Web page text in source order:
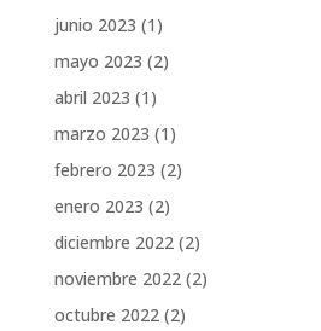
junio 2023 (1)
mayo 2023 (2)
abril 2023 (1)
marzo 2023 (1)
febrero 2023 (2)
enero 2023 (2)
diciembre 2022(2)
noviembre 2022(2)
octubre 2022(2)